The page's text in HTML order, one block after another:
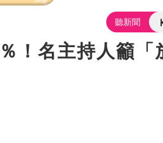
聽新聞
！名主持人籲